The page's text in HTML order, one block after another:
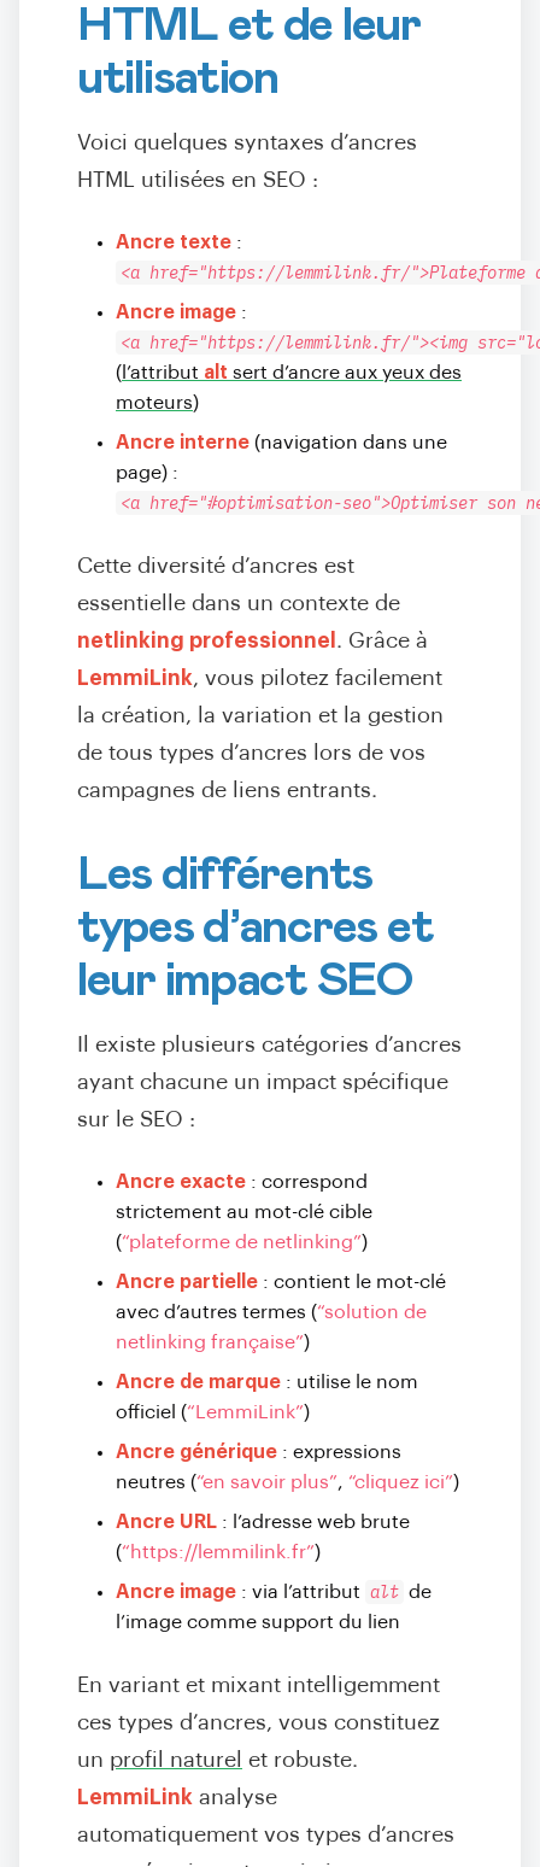
HTML et de leur
utilisation
Voici quelques syntaxes d’ancres
HTML utilisées en SEO :
Ancre texte :
<a href="https://lemmilink.fr/">Plateforme
Ancre image :
<a href="https://lemmilink.fr/"><img
( l’attribut alt sert d’ancre aux yeux des
moteurs)
Ancre interne (navigation dans une
page) :
<a href="#optimisation-seo">Optimiser son
Cette diversité d’ancres est
essentielle dans un contexte de
netlinking professionnel . Grâce à
LemmiLink, vous pilotez facilement
la création, la variation et la gestion
de tous types d’ancres lors de vos
campagnes de liens entrants.
Les différents
types d’ancres et
leur impact SEO
Il existe plusieurs catégories d’ancres
ayant chacune un impact spécifique
sur le SEO :
Ancre exacte : correspond
strictement au mot-clé cible
(“plateforme de netlinking”)
Ancre partielle : contient le mot-clé
avec d’autres termes (“solution de
netlinking française”)
Ancre de marque : utilise le nom
officiel (“LemmiLink”)
Ancre générique : expressions
neutres (“en savoir plus”, “cliquez ici”)
Ancre URL : l’adresse web brute
(“https://lemmilink.fr”)
Ancre image : via l’attribut alt de
l’image comme support du lien
En variant et mixant intelligemment
ces types d’ancres, vous constituez
un profil naturel et robuste.
LemmiLink analyse
automatiquement vos types d’ancres